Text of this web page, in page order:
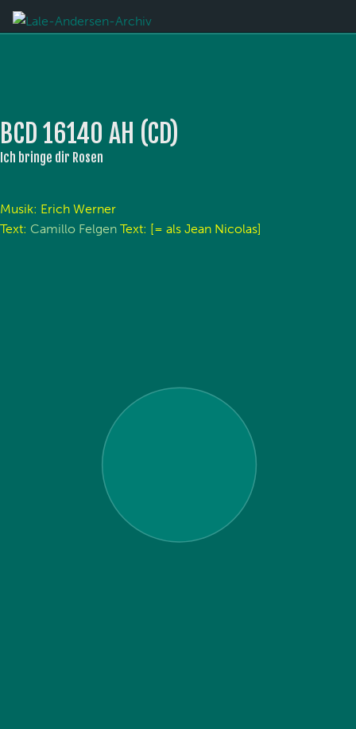
BCD 16140 AH (CD)
Ich bringe dir Rosen
Musik: Erich Werner
Text: Camillo Felgen Text: [= als Jean Nicolas]